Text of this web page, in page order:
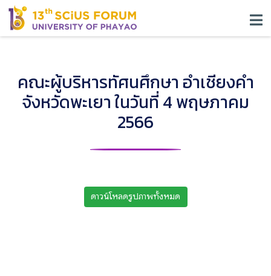
คณะผู้บริหารทัศนศึกษา อำเชียงคำ
จังหวัดพะเยา ในวันที่ 4 พฤษภาคม
2566
ดาวน์โหลดรูปภาพทั้งหมด